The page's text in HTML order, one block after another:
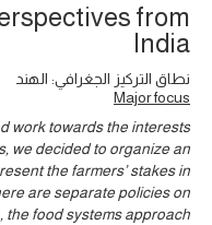
from
India
نطاق التركيز الجغرافي: الهند
Major focus
work towards the interests
we decided to organize an
the farmers’ stakes in
are separate policies on
the food systems approach